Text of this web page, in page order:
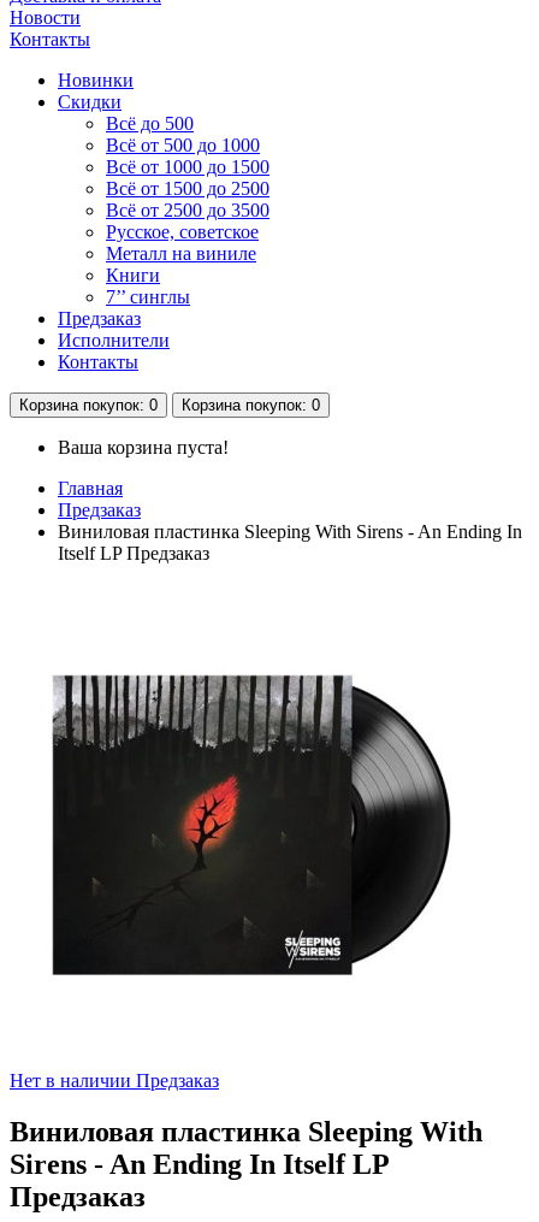
Новости
Контакты
Новинки
Скидки
Всё до 500
Всё от 500 до 1000
Всё от 1000 до 1500
Всё от 1500 до 2500
Всё от 2500 до 3500
Русское, советское
Металл на виниле
Книги
7’’ синглы
Предзаказ
Исполнители
Контакты
Корзина покупок: 0 Корзина покупок: 0
Ваша корзина пуста!
Главная
Предзаказ
Виниловая пластинка Sleeping With Sirens - An Ending In
Itself LP Предзаказ
Нет в наличии Предзаказ
Виниловая пластинка Sleeping With
Sirens - An Ending In Itself LP
Предзаказ